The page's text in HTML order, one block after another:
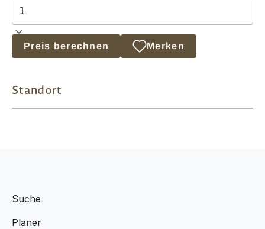
Preis berechnen Merken
Standort
Suche
Planer